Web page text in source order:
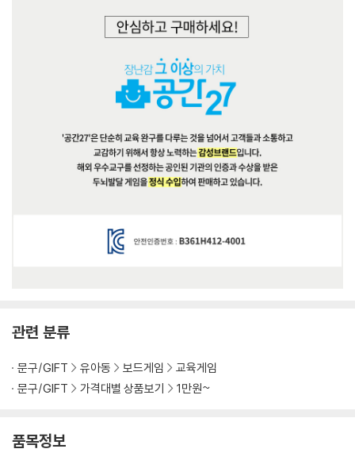
관련 분류
문구/GIFT 유아동 보드게임
교육게임
문구/GIFT
가격대별 상품보기 1만원~
품목정보